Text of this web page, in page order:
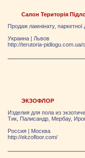
Салон Територія
Продаж ламнінату,
Украина | Львов
http://terutoria-pidlogu.com.ua/
ЭКЗОФЛОР
Изделия для пола из
Тик, Палисандр, Мербау,
Россия | Москва
http://ekzofloor.com/